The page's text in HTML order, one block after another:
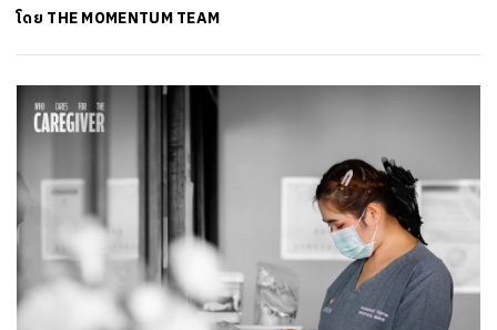
โดย THE MOMENTUM TEAM
SHARE TWEET